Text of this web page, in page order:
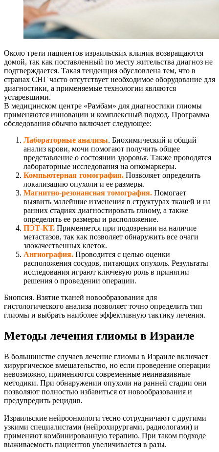
Около трети пациентов израильских клиник возвращаются
домой, так как поставленный по месту жительства диагноз не
подтверждается. Такая тенденция обусловлена тем, что в
странах СНГ часто отсутствует необходимое оборудование для
диагностики, а применяемые технологии являются
устаревшими.
В медицинском центре «Рамбам» для диагностики глиомы
применяются инновации и комплексный подход. Программа
обследования обычно включает следующее:
Лабораторные анализы. Биохимический и общий
анализ крови, мочи помогают получить общее
представление о состоянии здоровья. Также проводятся
лабораторные исследования на онкомаркеры.
Компьютерная томография. Позволяет определить
локализацию опухоли и ее размеры.
Магнитно-резонансная томография. Помогает
выявить малейшие изменения в структурах тканей и на
ранних стадиях диагностировать глиому, а также
определить ее размеры и расположение.
ПЭТ-КТ. Применяется при подозрении на наличие
метастазов, так как позволяет обнаружить все очаги
злокачественных клеток.
Ангиография. Проводится с целью оценки
расположения сосудов, питающих опухоль. Результаты
исследования играют ключевую роль в принятии
решения о проведении операции.
Биопсия. Взятие тканей новообразования для
гистологического анализа позволяет точно определить тип
глиомы и выбрать наиболее эффективную тактику лечения.
Методы лечения глиомы в Израиле
В большинстве случаев лечение глиомы в Израиле включает
хирургическое вмешательство, но если проведение операции
невозможно, применяются современные неинвазивные
методики. При обнаружении опухоли на ранней стадии они
позволяют полностью избавиться от новообразования и
предупредить рецидив.
Израильские нейроонкологи тесно сотрудничают с другими
узкими специалистами (нейрохирургами, радиологами) и
применяют комбинированную терапию. При таком подходе
выживаемость пациентов увеличивается в разы.